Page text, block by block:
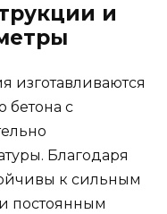
и
изготавливаются
бетона с
Благодаря
к сильным
постоянным